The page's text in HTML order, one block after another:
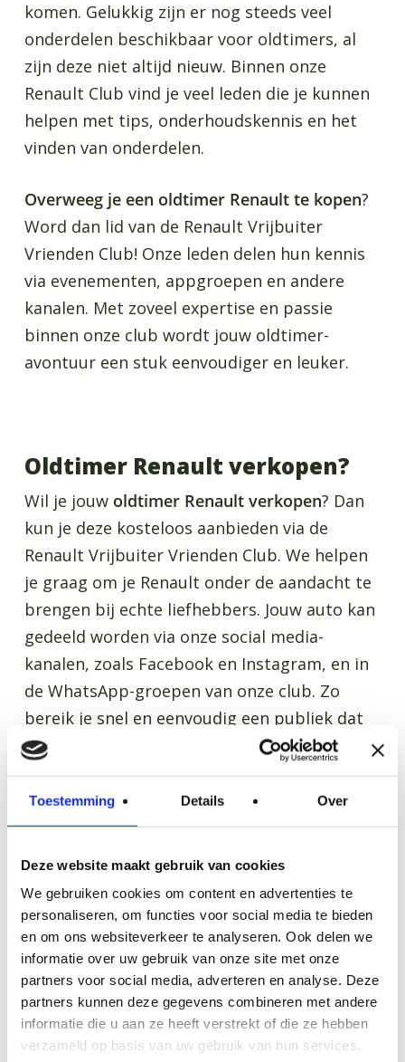
Toestemming Details Over
Deze website maakt gebruik van cookies
We gebruiken cookies om content en advertenties te
personaliseren, om functies voor social media te bieden
en om ons websiteverkeer te analyseren. Ook delen we
informatie over uw gebruik van onze site met onze
partners voor social media, adverteren en analyse. Deze
partners kunnen deze gegevens combineren met andere
informatie die u aan ze heeft verstrekt of die ze hebben
verzameld op basis van uw gebruik van hun services.
komen. Gelukkig zijn er nog steeds veel
onderdelen beschikbaar voor oldtimers, al
zijn deze niet altijd nieuw. Binnen onze
Renault Club vind je veel leden die je kunnen
helpen met tips, onderhoudskennis en het
vinden van onderdelen.
Overweeg je een oldtimer Renault te kopen?
Word dan lid van de Renault Vrijbuiter
Vrienden Club! Onze leden delen hun kennis
via evenementen, appgroepen en andere
kanalen. Met zoveel expertise en passie
binnen onze club wordt jouw oldtimer-
avontuur een stuk eenvoudiger en leuker.
Oldtimer Renault verkopen?
Wil je jouw oldtimer Renault verkopen? Dan
kun je deze kosteloos aanbieden via de
Renault Vrijbuiter Vrienden Club. We helpen
je graag om je Renault onder de aandacht te
brengen bij echte liefhebbers. Jouw auto kan
gedeeld worden via onze social media-
kanalen, zoals Facebook en Instagram, en in
de WhatsApp-groepen van onze club. Zo
bereik je snel en eenvoudig een publiek dat
jouw passie voor Renault deelt.
Om je Renault aan te bieden, vragen we je
rekening te houden met een paar
De Renault moet minimaal 20 jaar oud
zijn.
Je moet meerdere duidelijke foto’s van de
Renault aanleveren
Er moet een vraagprijs bij staan (geen
“bieden”).